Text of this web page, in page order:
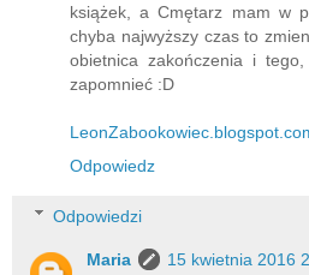
książek, a Cmętarz mam w
chyba najwyższy czas to
obietnica zakończenia i
zapomnieć :D
Odpowiedz
Odpowiedzi
Maria
15 kwietnia 2016